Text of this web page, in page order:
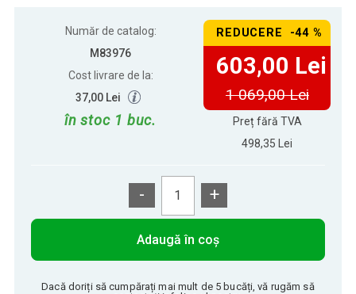
Număr de catalog:
M83976
Cost livrare de la:
37,00 Lei
în stoc 1 buc.
REDUCERE -44 %
603,00 Lei
1 069,00 Lei
Preț fără TVA
498,35 Lei
- +
Adaugă în coș
Dacă doriți să cumpărați mai mult de 5 bucăți, vă rugăm să